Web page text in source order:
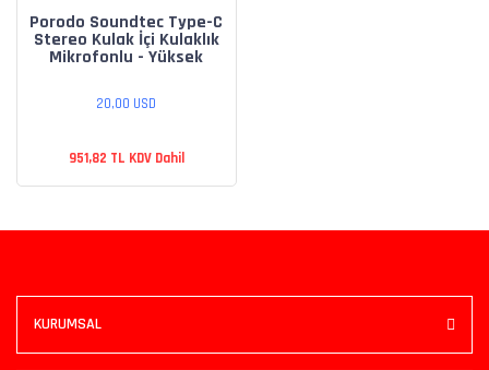
Porodo Soundtec Type-C
Stereo Kulak İçi Kulaklık
Mikrofonlu - Yüksek
20,00 USD
951,82 TL KDV Dahil
KURUMSAL